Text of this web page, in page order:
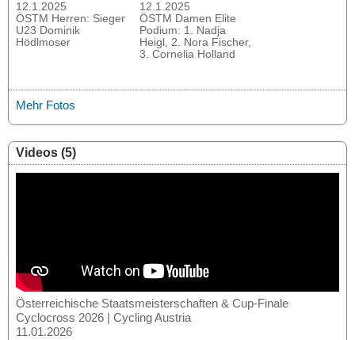
12.1.2025
ÖSTM Herren: Sieger
U23 Dominik
Hödlmoser
12.1.2025
ÖSTM Damen Elite
Podium: 1. Nadja
Heigl, 2. Nora Fischer,
3. Cornelia Holland
Mehr Fotos
Videos (5)
Österreichische Staatsmeisterschaften & Cup-Finale
Cyclocross 2026 | Cycling Austria
11.01.2026